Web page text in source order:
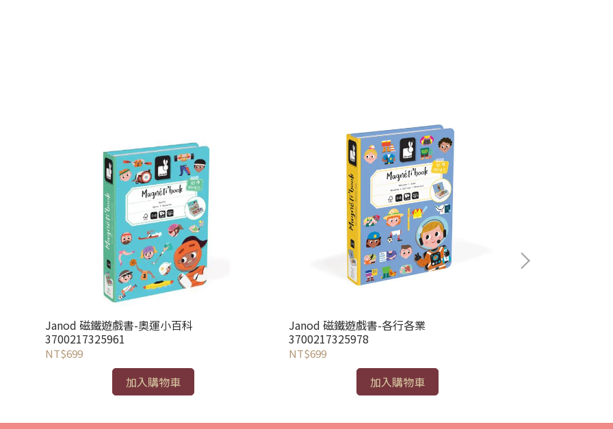
Janod 磁鐵遊戲書-奧運小百科
3700217325961
NT$699
加入購物車
Janod 磁鐵遊戲書-各行各業
3700217325978
NT$699
加入購物車